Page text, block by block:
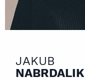
JAKUB
NABRDALIK